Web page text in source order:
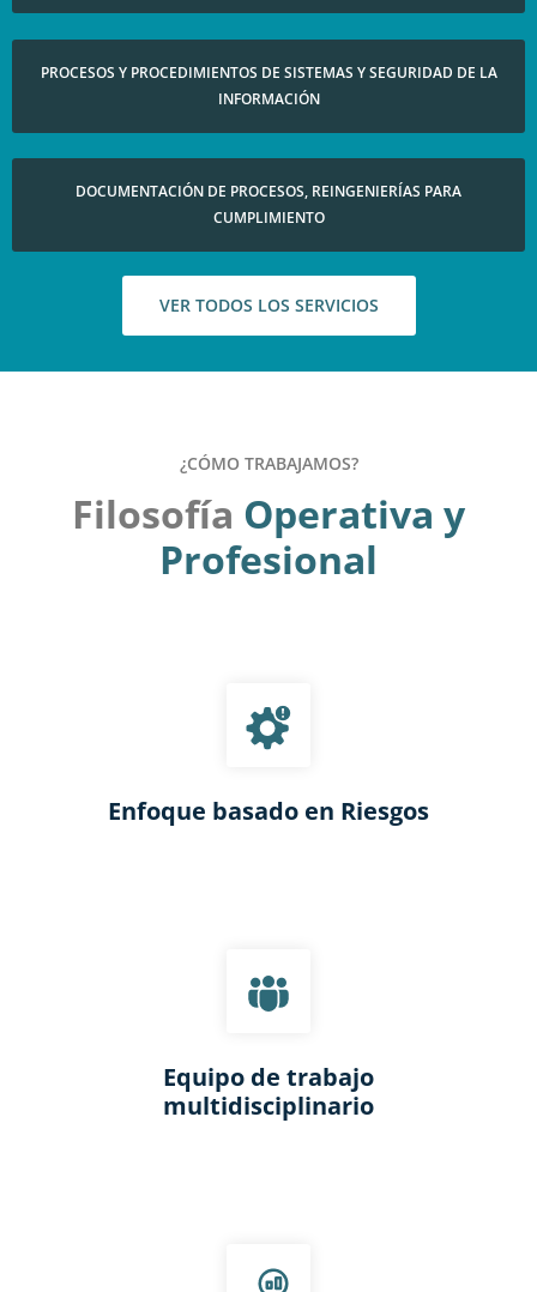
PROCESOS Y PROCEDIMIENTOS DE SISTEMAS Y SEGURIDAD DE LA
INFORMACIÓN​
DOCUMENTACIÓN DE PROCESOS, REINGENIERÍAS PARA
CUMPLIMIENTO​
VER TODOS LOS SERVICIOS
¿CÓMO TRABAJAMOS?
Filosofía Operativa y
Profesional
Enfoque basado en Riesgos​
Equipo de trabajo
multidisciplinario